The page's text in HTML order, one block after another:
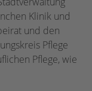
Klinik und
und den
Pflege
Pflege, wie